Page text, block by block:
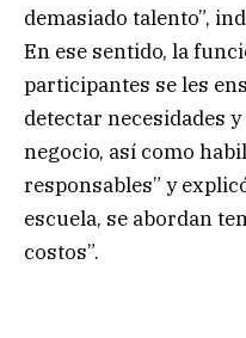
demasiado talento”,
En ese sentido, la
participantes se les
detectar necesidades
negocio, así como
responsables” y
escuela, se abordan
costos”.